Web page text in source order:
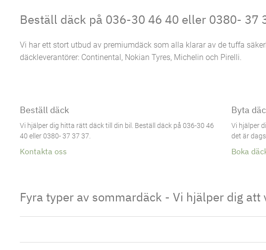
Beställ däck på 036-30 46 40 eller 0380- 37
Vi har ett stort utbud av premiumdäck som alla klarar av de tuffa
däckleverantörer: Continental, Nokian Tyres, Michelin och Pirelli.
Beställ däck
Vi hjälper dig hitta rätt däck till din bil. Beställ däck på 036-30 46
40 eller 0380- 37 37 37.
Kontakta oss
Byta
Vi hjälper
det är
Boka
Fyra typer av sommardäck - Vi hjälper dig att